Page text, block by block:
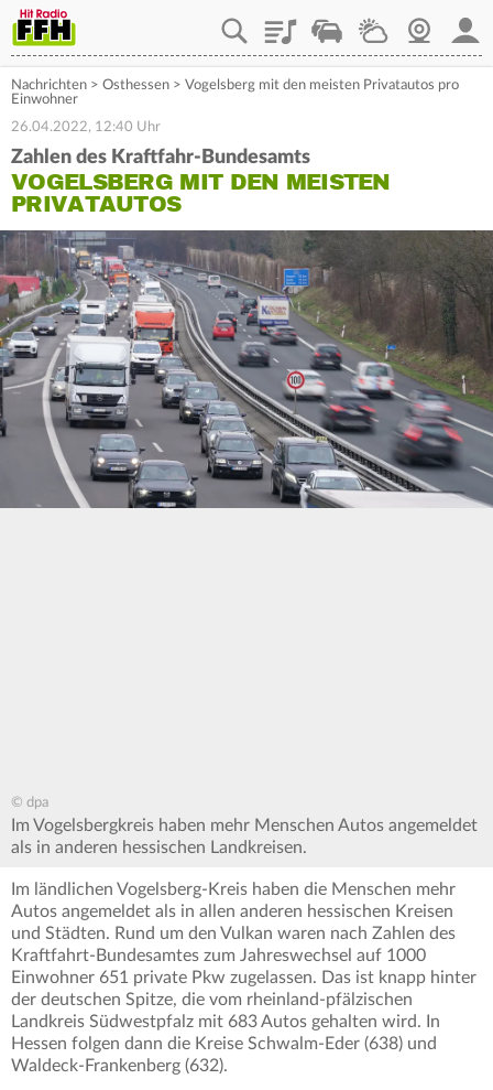
PlaylistStaupilotWetterWebcam
Nachrichten > Osthessen > Vogelsberg mit den meisten Privatautos pro
Einwohner
26.04.2022, 12:40 Uhr
Zahlen des Kraftfahr-Bundesamts
VOGELSBERG MIT DEN MEISTEN
PRIVATAUTOS
© dpa
Im Vogelsbergkreis haben mehr Menschen Autos angemeldet
als in anderen hessischen Landkreisen.
Im ländlichen Vogelsberg-Kreis haben die Menschen mehr
Autos angemeldet als in allen anderen hessischen Kreisen
und Städten. Rund um den Vulkan waren nach Zahlen des
Kraftfahrt-Bundesamtes zum Jahreswechsel auf 1000
Einwohner 651 private Pkw zugelassen. Das ist knapp hinter
der deutschen Spitze, die vom rheinland-pfälzischen
Landkreis Südwestpfalz mit 683 Autos gehalten wird. In
Hessen folgen dann die Kreise Schwalm-Eder (638) und
Waldeck-Frankenberg (632).